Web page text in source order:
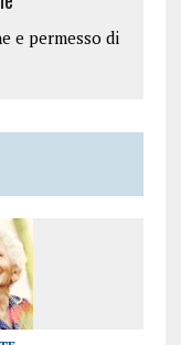
e permesso di